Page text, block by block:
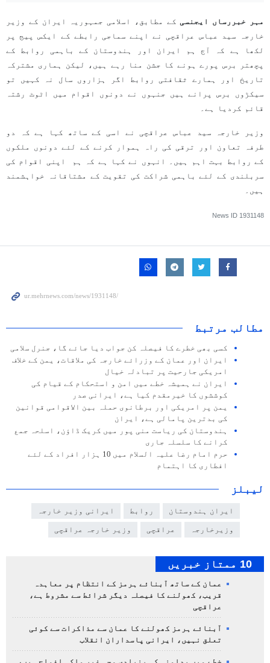
مہر خبررساں ایجنسی کے مطابق، اسلامی جمہوریہ ایران کے وزیر
خارجہ سید عباس عراقچی نے اپنے سماجی رابطے کے ایکس پیج پر
لکھا ہے کہ آج ہم ایران اور ہندوستان کے باہمی روابط کے
پچھتر برس پورے ہونے کا جشن منا رہے ہیں، لیکن ہماری مشترکہ
تاریخ اور ہمارے ثقافتی روابط اگر ہزاروں سال نہ کہیں تو
سیکڑوں برس پرانے ہيں جنہوں نے دونوں اقوام میں اٹوٹ رشتہ
قائم کردیا ہے۔
وزیر خارجہ سید عباس عراقچی نے اسی کے ساتھ کہا ہے کہ دو
طرفہ تعاون اور ترقی کی راہ ہموار کرنے کے لئے دونوں ملکوں
کے روابط بہت اہم ہیں۔ انہوں نے کہا ہے کہ ہم اپنی اقوام کی
سربلندی کے لئے باہمی شراکت کی تقویت کے مشتاقانہ خواہشمند
ہیں۔
News ID 1931148
مطالب مرتبط
کسی بھی خطرے کا فیصلہ کن جواب دیا جائے گا، جنرل سلامی
ایران اور عمان کے وزرائے خارجہ کی ملاقات، یمن کے خلاف
امریکی جارحیت پر تبادلہ خیال
ایران نے ہمیشہ خطے میں امن و استحکام کے قیام کی
کوششوں کا خیرمقدم کیا ہے، ایرانی صدر
یمن پر امریکی اور برطانوی حملہ بین الاقوامی قوانین
کی بدترین پامالی ہے، ایران
ہندوستان کی ریاست منی پور میں کریک ڈاؤن، اسلحہ جمع
کرانے کا سلسلہ جاری
حرم امام رضا علیہ السلام میں 10 ہزار افراد کے لئے
افطاری کا اہتمام
لیبلز
ایران ہندوستان روابط ایرانی وزیر خارجہ
وزیرخارجہ عراقچی وزیر خارجہ عراقچی
10 ممتاز خبریں
عمان کے ساتھ آبنائے ہرمز کے انتظام پر معاہدہ
قریب، کھولنے کا فیصلہ دیگر شرائط سے مشروط ہے،
عراقچی
آبنائے ہرمز کھولنے کا عمان سے مذاکرات سے کوئی
تعلق نہیں، ایرانی پاسداران انقلاب